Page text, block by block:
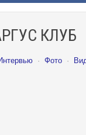
КЛУБ
· Фото ·